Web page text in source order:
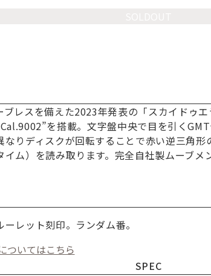
へ進む
ブレスを備えた2023年発表の「スカイドゥ
を搭載。文字盤中央で目を引く
なりディスクが回転することで赤い逆三角
イム）を読み取ります。完全自社製ムーブ
レット刻印。ランダム番。
ついてはこちら
SPEC